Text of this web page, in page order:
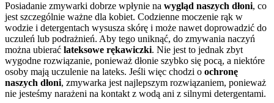
Posiadanie zmywarki dobrze wpłynie na wygląd naszych dłoni, co
jest szczególnie ważne dla kobiet. Codzienne moczenie rąk w
wodzie i detergentach wysusza skórę i może nawet doprowadzić do
uczuleń lub podrażnień. Aby tego uniknąć, do zmywania naczyń
można ubierać lateksowe rękawiczki. Nie jest to jednak zbyt
wygodne rozwiązanie, ponieważ dłonie szybko się pocą, a niektóre
osoby mają uczulenie na lateks. Jeśli więc chodzi o ochronę
naszych dłoni, zmywarka jest najlepszym rozwiązaniem, ponieważ
nie jesteśmy narażeni na kontakt z wodą ani z silnymi detergentami.